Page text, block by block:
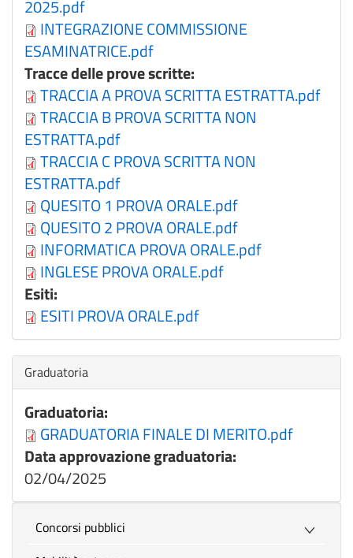
2025.pdf
INTEGRAZIONE COMMISSIONE
ESAMINATRICE.pdf
Tracce delle prove scritte:
TRACCIA A PROVA SCRITTA ESTRATTA.pdf
TRACCIA B PROVA SCRITTA NON
ESTRATTA.pdf
TRACCIA C PROVA SCRITTA NON
ESTRATTA.pdf
QUESITO 1 PROVA ORALE.pdf
QUESITO 2 PROVA ORALE.pdf
INFORMATICA PROVA ORALE.pdf
INGLESE PROVA ORALE.pdf
Esiti:
ESITI PROVA ORALE.pdf
Nascondi
Graduatoria
Graduatoria:
GRADUATORIA FINALE DI MERITO.pdf
Data approvazione graduatoria:
02/04/2025
Concorsi pubblici